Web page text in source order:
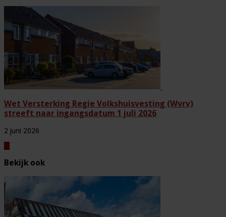
Wet Versterking Regie Volkshuisvesting (Wvrv)
streeft naar ingangsdatum 1 juli 2026
2 juni 2026
Bekijk ook